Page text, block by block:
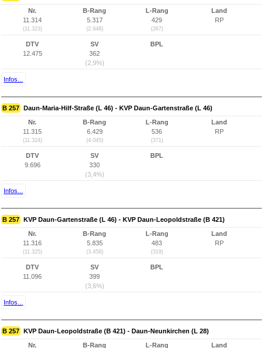
Nr.
11.314
(11.323)
B-Rang
5.317
(2.948)
L-Rang
429
(267)
Land
RP
DTV
12.475
SV
362
(2,9%)
BPL
Infos...
B 257 Daun-Maria-Hilf-Straße (L 46) - KVP Daun-Gartenstraße (L 46)
Nr.
11.315
(11.324)
B-Rang
6.429
(4.045)
L-Rang
536
(371)
Land
RP
DTV
9.696
SV
330
(3,4%)
BPL
Infos...
B 257 KVP Daun-Gartenstraße (L 46) - KVP Daun-Leopoldstraße (B 421)
Nr.
11.316
(11.325)
B-Rang
5.835
(3.458)
L-Rang
483
(319)
Land
RP
DTV
11.096
SV
399
(3,6%)
BPL
Infos...
B 257 KVP Daun-Leopoldstraße (B 421) - Daun-Neunkirchen (L 28)
Nr.
B-Rang
L-Rang
Land